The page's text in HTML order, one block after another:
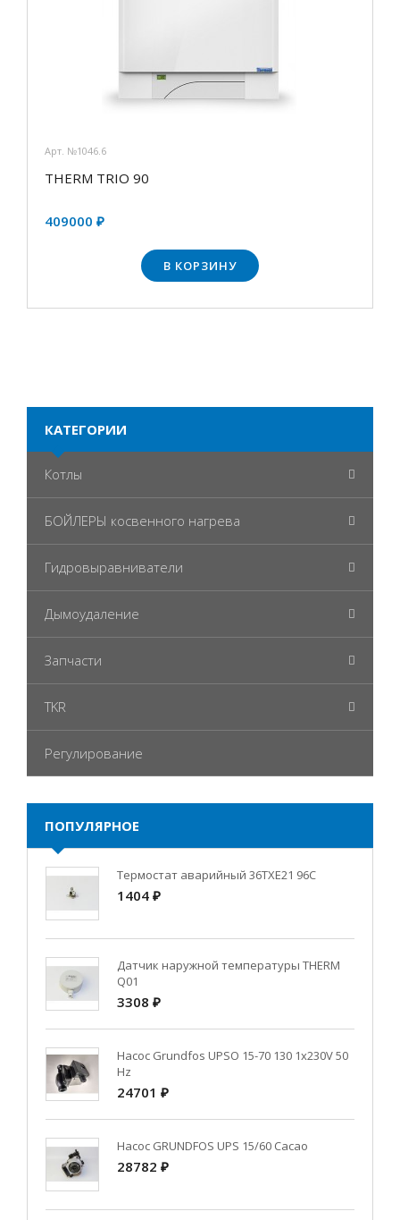
Арт. №1046.6
THERM TRIO 90
409000 ₽
В КОРЗИНУ
КАТЕГОРИИ
Котлы
БОЙЛЕРЫ косвенного нагрева
Гидровыравниватели
Дымоудаление
Запчасти
TKR
Регулирование
ПОПУЛЯРНОЕ
Термостат аварийный 36TXE21 96C
1404 ₽
Датчик наружной температуры THERM
Q01
3308 ₽
Насос Grundfos UPSO 15-70 130 1x230V 50
Hz
24701 ₽
Насос GRUNDFOS UPS 15/60 Cacao
28782 ₽